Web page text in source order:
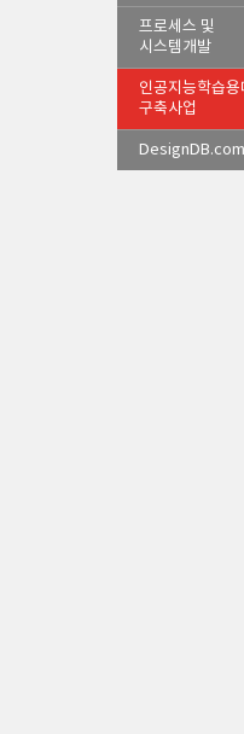
프로세스 및
시스템개발
인공지능학습용
구축사업
DesignDB.com